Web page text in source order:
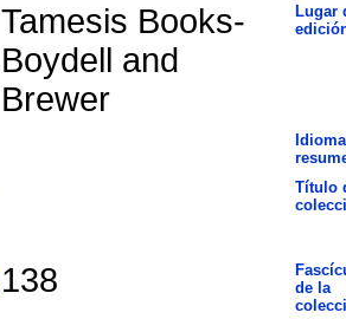
Tamesis Books-
Boydell and
Brewer
Lugar
Título
138
de la